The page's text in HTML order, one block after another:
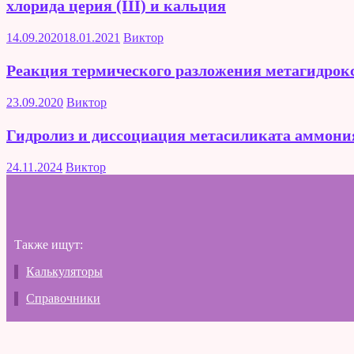
хлорида церия (III) и кальция
14.09.202018.01.2021 Виктор
Реакция термического разложения
23.09.2020 Виктор
Гидролиз и диссоциация метасиликата
24.11.2024 Виктор
Также ищут:
Калькуляторы
Справочники